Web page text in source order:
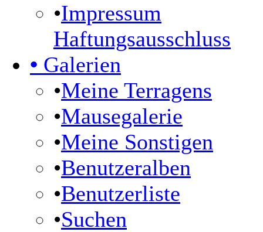
•Impressum
Haftungsausschluss
• Galerien
•Meine Terragens
•Mausegalerie
•Meine Sonstigen
•Benutzeralben
•Benutzerliste
•Suchen